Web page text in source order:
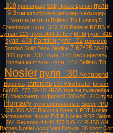
.310 хронограф S&B Пресс Lyman пули
9.3мм калибровка депулер шелходер
Varmageddon Ballistic Tip Hunting 5
Creedmoor пуля .323 338 Federal RCBS X
Lyman .223 пуля .404 Jeffery MTM пуля .416
пуля .458 Partition пуля .22 триммер
Bonded Solid Base Starline 7.62*25 30-40
.366 пуля .338 пуля .375 расширитель
горлышка гтльзы пуля .243 Ballistic Tip
Noslerпуля .30 Accubond
Воронка капсюль 270 Winchester forster
8х68S .277 30-40 KRAG гильзы пулелейка
458 Микрометр цифровой 300AAC .243 пули
Hornady пули винтовочные Speer PPU
338 300 AAC Blackout Speer HPBT Nosler
Varmagedon Nosler E-TIP Nosler RDF Sierra
.264 Gexagon 44-40 357 SIG 44 RUSSIAN
Barnes Nosler AccuBond Гильза .38 short Colt